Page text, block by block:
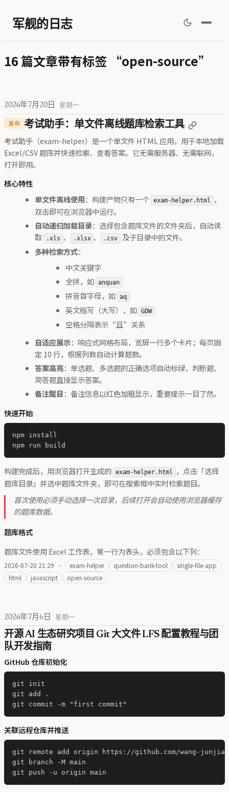
军舰的日志
16 篇文章带有标签 “open-source”
2026年7月20日 星期一
发布 考试助手：单文件离线题库检索工具
考试助手（exam-helper）是一个单文件 HTML 应用，用于本地加载
Excel/CSV 题库并快速检索、查看答案。它无需服务器、无需联网，
打开即用。
核心特性
单文件离线使用：构建产物只有一个 exam-helper.html ，
双击即可在浏览器中运行。
自动递归加载目录：选择包含题库文件的文件夹后，自动读
取
.xls 、 .xlsx 、 .csv 及子目录中的文件。
多种检索方式：
中文关键字
全拼，如 anquan
拼音首字母，如 aq
英文缩写（大写），如 GDW
空格分隔表示“且”关系
自适应展示：响应式网格布局，宽屏一行多个卡片；每页固
定 10 行，根据列数自动计算题数。
答案高亮：单选题、多选题的正确选项自动标绿，判断题、
简答题直接显示答案。
备注醒目：备注信息以红色加粗显示，重要提示一目了然。
快速开始
npm install
构建完成后，用浏览器打开生成的 exam-helper.html ，点击「选择
题库目录」并选中题库文件夹，即可在搜索框中实时检索题目。
首次使用必须手动选择一次目录，后续打开会自动使用浏览器缓存
的题库数据。
题库格式
题库文件使用 Excel 工作表，第一行为表头，必须包含以下列：
2026-07-20 21:29 · exam-helper question-bank-tool
single-file-app
html
javascript open-source
2026年7月6日 星期一
开源 AI 生态研究项目 Git 大文件 LFS 配置教程与团
队开发指南
GitHub 仓库初始化
git init
git add .
关联远程仓库并推送
git remote add origin https://github.com/wang-
git branch -M main